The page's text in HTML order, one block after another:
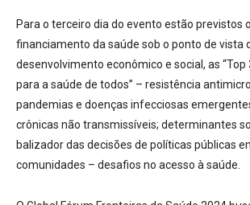
Para o terceiro dia do evento estão previstos
financiamento da saúde sob o ponto de vista
desenvolvimento econômico e social, as
para a saúde de todos” – resistência
pandemias e doenças infecciosas
crônicas não transmissíveis; determinantes
balizador das decisões de políticas públicas
comunidades – desafios no acesso à saúde.